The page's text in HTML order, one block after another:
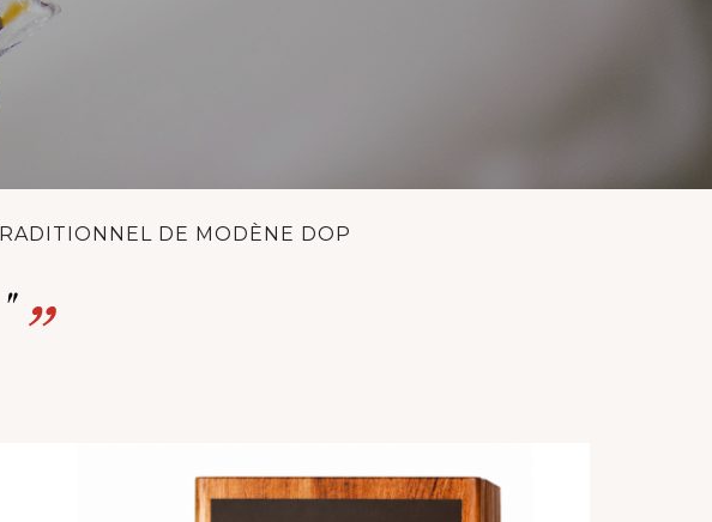
DE MODÈNE DOP